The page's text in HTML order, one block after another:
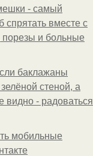
- самый
спрятать вместе с
порезы и больные
баклажаны
стеной, а
видно - радоваться
мобильные